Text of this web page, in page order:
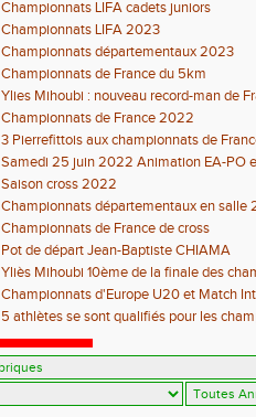
Championnats LIFA cadets juniors
Championnats LIFA 2023
Championnats départementaux 2023
Championnats de France du 5km
Ylies Mihoubi : nouveau record-man de
Championnats de France 2022
3 Pierrefittois aux championnats de
Samedi 25 juin 2022 Animation EA-PO
Saison cross 2022
Championnats départementaux en salle
Championnats de France de cross
Pot de départ Jean-Baptiste CHIAMA
Yliès Mihoubi 10ème de la finale des
Championnats d'Europe U20 et Match
5 athlètes se sont qualifiés pour les